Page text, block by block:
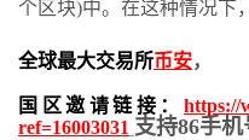
个区块)中。在这种情况下
全球最大交易所币安，
国区邀请链接： https://
ref=16003031 支持86手机